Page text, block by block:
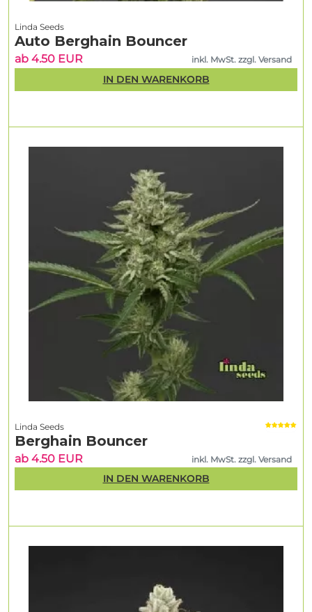
Linda Seeds
Berghain Bouncer
ab 4.50 EUR inkl. MwSt. zzgl. Versand
IN DEN WARENKORB
Linda Seeds
Auto Berghain Bouncer
ab 4.50 EUR inkl. MwSt. zzgl. Versand
IN DEN WARENKORB